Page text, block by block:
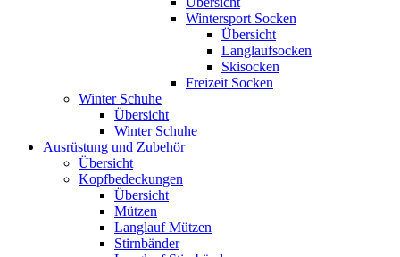
Wintersport Socken
Übersicht
Langlaufsocken
Skisocken
Freizeit Socken
Winter Schuhe
Übersicht
Winter Schuhe
Ausrüstung und Zubehör
Übersicht
Kopfbedeckungen
Übersicht
Mützen
Langlauf Mützen
Stirnbänder